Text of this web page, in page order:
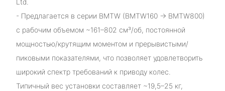
Ltd.
- Предлагается в серии BMTW (BMTW160 → BMTW800)
с рабочим объемом ~161–802 см³/об, постоянной
мощностью/крутящим моментом и прерывистыми/
пиковыми показателями, что позволяет удовлетворить
широкий спектр требований к приводу колес.
Типичный вес установки составляет ~19,5–25 кг,